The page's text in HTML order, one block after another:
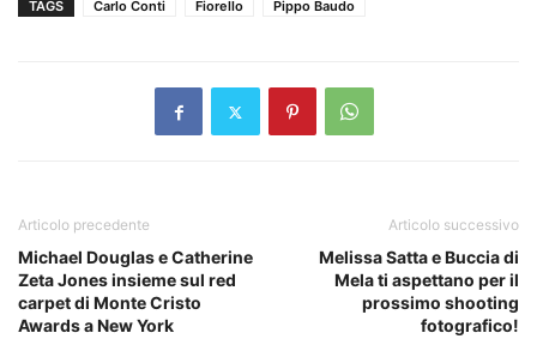
TAGS Carlo Conti Fiorello Pippo Baudo
Articolo precedente
Michael Douglas e Catherine
Zeta Jones insieme sul red
carpet di Monte Cristo
Awards a New York
Articolo successivo
Melissa Satta e Buccia di
Mela ti aspettano per il
prossimo shooting
fotografico!